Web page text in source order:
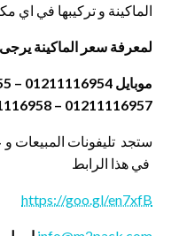
الماكينة و تركيبها في اي
لمعرفة سعر الماكينة
01211116957 – 01211116958
ستجد تليفونات المبيعات
في هذا الرابط
https://goo.gl/en7xfB